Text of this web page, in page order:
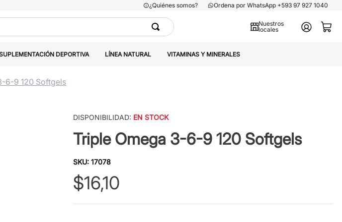
¿Quiénes somos? Ordena por WhatsApp +593 97 927 1040
Nuestros
locales
DEPORTIVA LÍNEA NATURAL VITAMINAS Y MINERALES
6-9 120 Softgels
DISPONIBILIDAD: EN STOCK
Triple Omega 3-6-9 120 Softgels
SKU: 17078
$16,10